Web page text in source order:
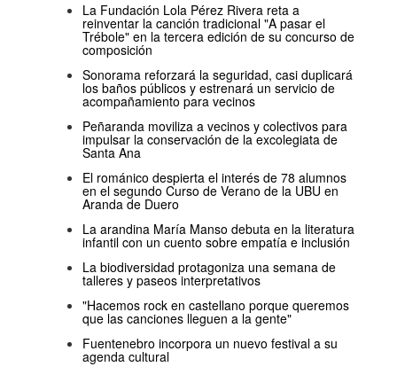
La Fundación Lola Pérez Rivera reta a
reinventar la canción tradicional "A pasar el
Trébole" en la tercera edición de su concurso de
composición
Sonorama reforzará la seguridad, casi duplicará
los baños públicos y estrenará un servicio de
acompañamiento para vecinos
Peñaranda moviliza a vecinos y colectivos para
impulsar la conservación de la excolegiata de
Santa Ana
El románico despierta el interés de 78 alumnos
en el segundo Curso de Verano de la UBU en
Aranda de Duero
La arandina María Manso debuta en la literatura
infantil con un cuento sobre empatía e inclusión
La biodiversidad protagoniza una semana de
talleres y paseos interpretativos
"Hacemos rock en castellano porque queremos
que las canciones lleguen a la gente"
Fuentenebro incorpora un nuevo festival a su
agenda cultural